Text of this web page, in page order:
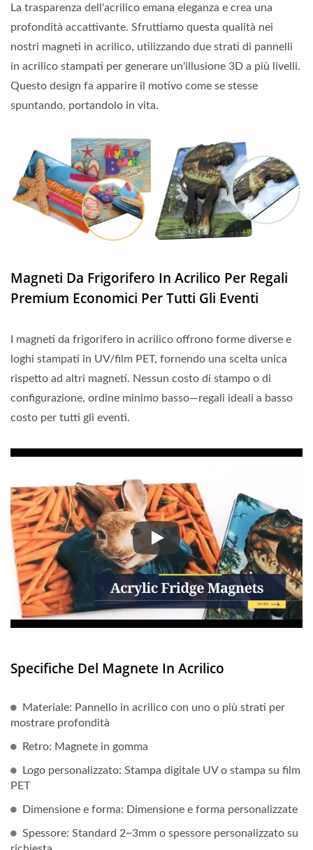
La trasparenza dell'acrilico emana eleganza e crea una
profondità accattivante. Sfruttiamo questa qualità nei
nostri magneti in acrilico, utilizzando due strati di pannelli
in acrilico stampati per generare un'illusione 3D a più livelli.
Questo design fa apparire il motivo come se stesse
spuntando, portandolo in vita.
Magneti Da Frigorifero In Acrilico Per Regali
Premium Economici Per Tutti Gli Eventi
I magneti da frigorifero in acrilico offrono forme diverse e
loghi stampati in UV/film PET, fornendo una scelta unica
rispetto ad altri magneti. Nessun costo di stampo o di
configurazione, ordine minimo basso—regali ideali a basso
costo per tutti gli eventi.
I magneti da frigorifero in
Specifiche Del Magnete In Acrilico
Materiale: Pannello in acrilico con uno o più strati per
mostrare profondità
Retro: Magnete in gomma
Logo personalizzato: Stampa digitale UV o stampa su film
PET
Dimensione e forma: Dimensione e forma personalizzate
Spessore: Standard 2~3mm o spessore personalizzato su